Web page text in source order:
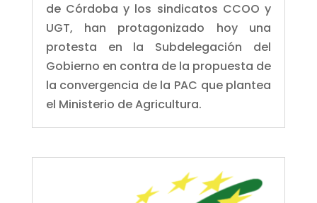
de Córdoba y los sindicatos CCOO y
UGT, han protagonizado hoy una
protesta en la Subdelegación del
Gobierno en contra de la propuesta de
la convergencia de la PAC que plantea
el Ministerio de Agricultura.